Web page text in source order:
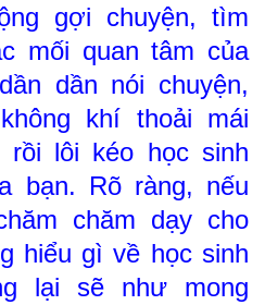
gợi chuyện, tìm
mối quan tâm của
dần nói chuyện,
khí thoải mái
lôi kéo học sinh
bạn. Rõ ràng, nếu
chăm dạy cho
hiểu gì về học sinh
lại sẽ như mong